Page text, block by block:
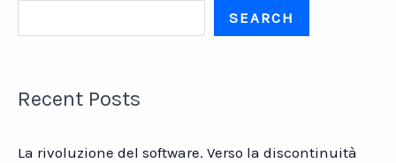
SEARCH
Recent Posts
La rivoluzione del software. Verso la discontinuità